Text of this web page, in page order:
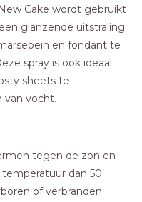
Cake wordt gebruikt
glanzende uitstraling
en fondant te
spray is ook ideaal
sheets te
van vocht.
tegen de zon en
dan 50
of verbranden.